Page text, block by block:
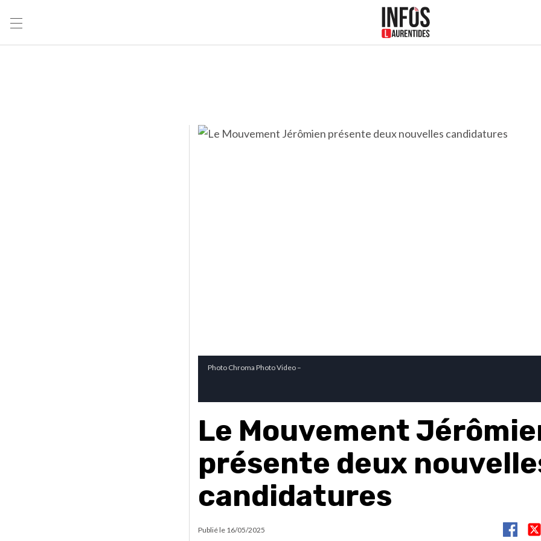
Photo Chroma Photo Video –
Le Mouvement
présente deux
candidatures
Publié le 16/05/2025